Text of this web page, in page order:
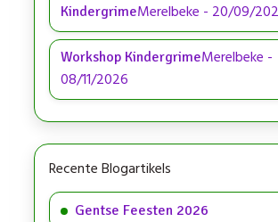
KindergrimeMerelbeke - 20/09/
Workshop KindergrimeMerelbeke -
08/11/2026
Recente Blogartikels
Gentse Feesten 2026